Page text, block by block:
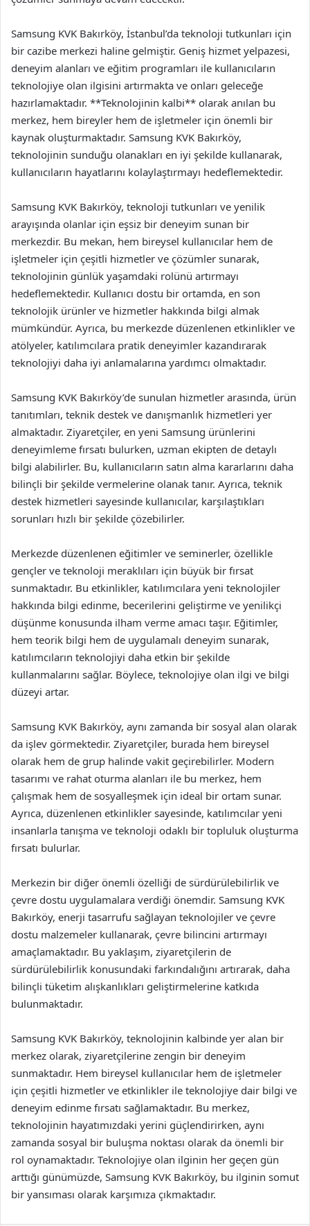
Samsung KVK Bakırköy, İstanbul’da teknoloji tutkunları için
bir cazibe merkezi haline gelmiştir. Geniş hizmet yelpazesi,
deneyim alanları ve eğitim programları ile kullanıcıların
teknolojiye olan ilgisini artırmakta ve onları geleceğe
hazırlamaktadır. **Teknolojinin kalbi** olarak anılan bu
merkez, hem bireyler hem de işletmeler için önemli bir
kaynak oluşturmaktadır. Samsung KVK Bakırköy,
teknolojinin sunduğu olanakları en iyi şekilde kullanarak,
kullanıcıların hayatlarını kolaylaştırmayı hedeflemektedir.
Samsung KVK Bakırköy, teknoloji tutkunları ve yenilik
arayışında olanlar için eşsiz bir deneyim sunan bir
merkezdir. Bu mekan, hem bireysel kullanıcılar hem de
işletmeler için çeşitli hizmetler ve çözümler sunarak,
teknolojinin günlük yaşamdaki rolünü artırmayı
hedeflemektedir. Kullanıcı dostu bir ortamda, en son
teknolojik ürünler ve hizmetler hakkında bilgi almak
mümkündür. Ayrıca, bu merkezde düzenlenen etkinlikler ve
atölyeler, katılımcılara pratik deneyimler kazandırarak
teknolojiyi daha iyi anlamalarına yardımcı olmaktadır.
Samsung KVK Bakırköy’de sunulan hizmetler arasında, ürün
tanıtımları, teknik destek ve danışmanlık hizmetleri yer
almaktadır. Ziyaretçiler, en yeni Samsung ürünlerini
deneyimleme fırsatı bulurken, uzman ekipten de detaylı
bilgi alabilirler. Bu, kullanıcıların satın alma kararlarını daha
bilinçli bir şekilde vermelerine olanak tanır. Ayrıca, teknik
destek hizmetleri sayesinde kullanıcılar, karşılaştıkları
sorunları hızlı bir şekilde çözebilirler.
Merkezde düzenlenen eğitimler ve seminerler, özellikle
gençler ve teknoloji meraklıları için büyük bir fırsat
sunmaktadır. Bu etkinlikler, katılımcılara yeni teknolojiler
hakkında bilgi edinme, becerilerini geliştirme ve yenilikçi
düşünme konusunda ilham verme amacı taşır. Eğitimler,
hem teorik bilgi hem de uygulamalı deneyim sunarak,
katılımcıların teknolojiyi daha etkin bir şekilde
kullanmalarını sağlar. Böylece, teknolojiye olan ilgi ve bilgi
düzeyi artar.
Samsung KVK Bakırköy, aynı zamanda bir sosyal alan olarak
da işlev görmektedir. Ziyaretçiler, burada hem bireysel
olarak hem de grup halinde vakit geçirebilirler. Modern
tasarımı ve rahat oturma alanları ile bu merkez, hem
çalışmak hem de sosyalleşmek için ideal bir ortam sunar.
Ayrıca, düzenlenen etkinlikler sayesinde, katılımcılar yeni
insanlarla tanışma ve teknoloji odaklı bir topluluk oluşturma
fırsatı bulurlar.
Merkezin bir diğer önemli özelliği de sürdürülebilirlik ve
çevre dostu uygulamalara verdiği önemdir. Samsung KVK
Bakırköy, enerji tasarrufu sağlayan teknolojiler ve çevre
dostu malzemeler kullanarak, çevre bilincini artırmayı
amaçlamaktadır. Bu yaklaşım, ziyaretçilerin de
sürdürülebilirlik konusundaki farkındalığını artırarak, daha
bilinçli tüketim alışkanlıkları geliştirmelerine katkıda
bulunmaktadır.
Samsung KVK Bakırköy, teknolojinin kalbinde yer alan bir
merkez olarak, ziyaretçilerine zengin bir deneyim
sunmaktadır. Hem bireysel kullanıcılar hem de işletmeler
için çeşitli hizmetler ve etkinlikler ile teknolojiye dair bilgi ve
deneyim edinme fırsatı sağlamaktadır. Bu merkez,
teknolojinin hayatımızdaki yerini güçlendirirken, aynı
zamanda sosyal bir buluşma noktası olarak da önemli bir
rol oynamaktadır. Teknolojiye olan ilginin her geçen gün
arttığı günümüzde, Samsung KVK Bakırköy, bu ilginin somut
bir yansıması olarak karşımıza çıkmaktadır.